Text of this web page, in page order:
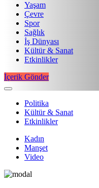
Yaşam
Çevre
Spor
Sağlık
İş Dünyası
Kültür & Sanat
Etkinlikler
İçerik Gönder
Politika
Kültür & Sanat
Etkinlikler
Kadın
Manşet
Video